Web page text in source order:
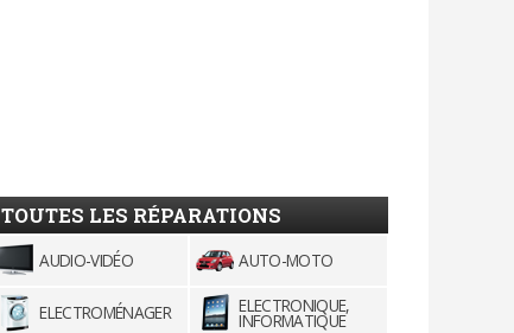
TOUTES LES RÉPARATIONS
AUDIO-VIDÉO AUTO-MOTO
ELECTROMÉNAGER ELECTRONIQUE,
INFORMATIQUE